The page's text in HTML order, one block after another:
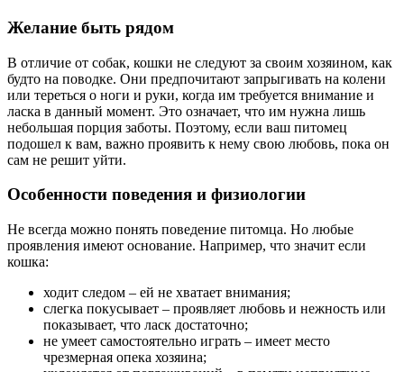
Желание быть рядом
В отличие от собак, кошки не следуют за своим хозяином, как
будто на поводке. Они предпочитают запрыгивать на колени
или тереться о ноги и руки, когда им требуется внимание и
ласка в данный момент. Это означает, что им нужна лишь
небольшая порция заботы. Поэтому, если ваш питомец
подошел к вам, важно проявить к нему свою любовь, пока он
сам не решит уйти.
Особенности поведения и физиологии
Не всегда можно понять поведение питомца. Но любые
проявления имеют основание. Например, что значит если
кошка:
ходит следом – ей не хватает внимания;
слегка покусывает – проявляет любовь и нежность или
показывает, что ласк достаточно;
не умеет самостоятельно играть – имеет место
чрезмерная опека хозяина;